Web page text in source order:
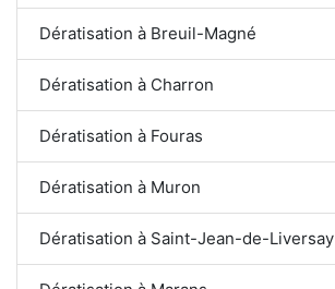
Dératisation à Breuil-Magné
Dératisation à Charron
Dératisation à Fouras
Dératisation à Muron
Dératisation à Saint-Jean-de-Liversay